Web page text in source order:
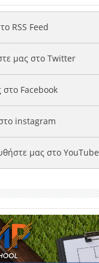
RSS Feed
μας στο Twitter
στο Facebook
instagram
μας στο YouTube